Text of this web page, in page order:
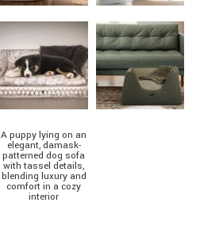
A puppy lying on an
elegant, damask-
patterned dog sofa
with tassel details,
blending luxury and
comfort in a cozy
interior